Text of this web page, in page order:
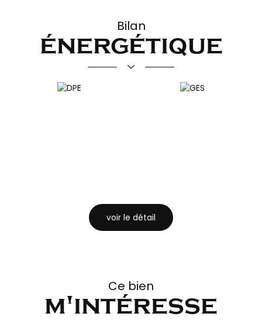
Collège
École primaire
Bilan
énergétique
voir le détail
Ce bien
m'intéresse